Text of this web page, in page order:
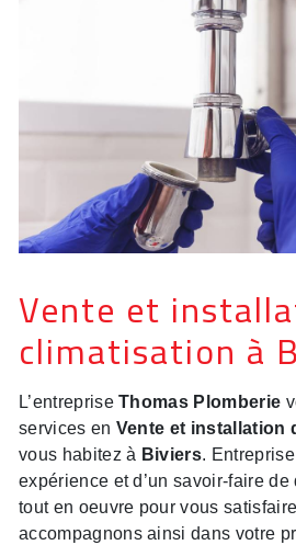
Vente et
climatisation à
L’entrepriseThomas Plomberie
services en Vente et installation
vous habitez à Biviers.
expérience et d’un savoir-faire
tout en oeuvre pour vous
accompagnons ainsi dans votre